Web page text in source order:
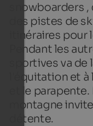
snowboarders ,
des pistes de
itinéraires
Pendant les
sportives va de
l'équitation et
et le
montagne
détente.